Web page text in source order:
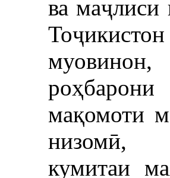
ва
мақомоти
низомӣ,
кумитаи